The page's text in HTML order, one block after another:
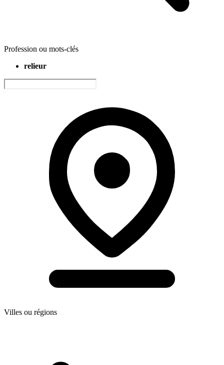
Profession ou mots-clés
relieur
Villes ou régions